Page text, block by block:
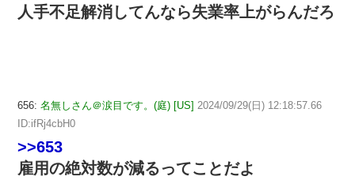
人手不足解消してんなら失業率上がらんだろ
656: 名無しさん＠涙目です。(庭) [US] 2024/09/29(日) 12:18:57.66
ID:ifRj4cbH0
>>653
雇用の絶対数が減るってことだよ